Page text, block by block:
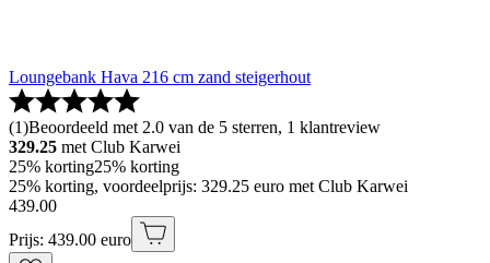
Loungebank Hava 216 cm zand steigerhout
(1)Beoordeeld met 2.0 van de 5 sterren, 1 klantreview
329.25 met Club Karwei
25% korting25% korting
25% korting, voordeelprijs: 329.25 euro met Club Karwei
439.00
Prijs: 439.00 euro